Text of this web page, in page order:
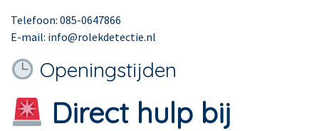
Telefoon: 085-0647866
E-mail: info@rolekdetectie.nl
Openingstijden
Direct hulp bij